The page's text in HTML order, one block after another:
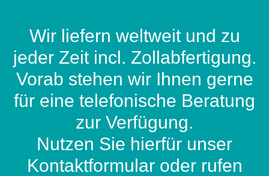
Wir liefern weltweit und zu
jeder Zeit incl. Zollabfertigung.
Vorab stehen wir Ihnen gerne
für eine telefonische Beratung
zur Verfügung.
Nutzen Sie hierfür unser
Kontaktformular oder rufen